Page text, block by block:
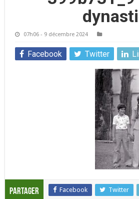
07h06 - 9 décembre 2024
Facebook Twitter
Partager Facebook Twitter